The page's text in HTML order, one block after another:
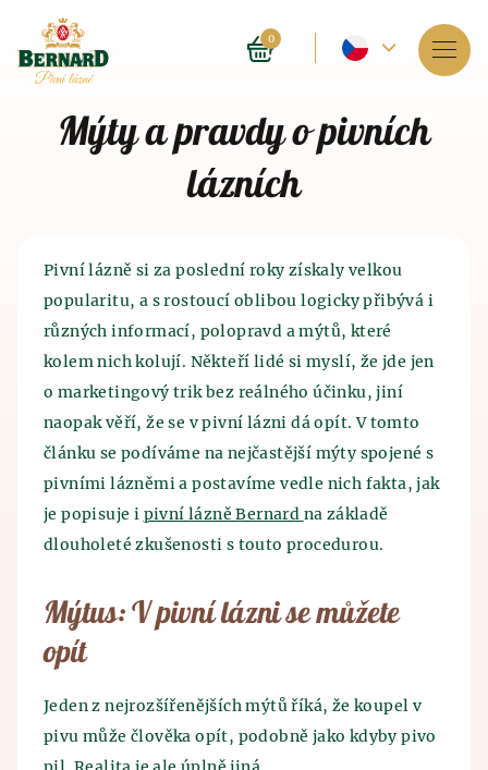
Aktuální
-
0
Služby
O lázních
Ceník
E-shop
BLOG
FAQ
Kontakt
Mýty a pravdy o pivních
lázních
Pivní lázně si za poslední roky získaly velkou
popularitu, a s rostoucí oblibou logicky přibývá i
různých informací, polopravd a mýtů, které
kolem nich kolují. Někteří lidé si myslí, že jde jen
o marketingový trik bez reálného účinku, jiní
naopak věří, že se v pivní lázni dá opít. V tomto
článku se podíváme na nejčastější mýty spojené s
pivními lázněmi a postavíme vedle nich fakta, jak
je popisuje i pivní lázně Bernard na základě
dlouholeté zkušenosti s touto procedurou.
Mýtus: V pivní lázni se můžete
opít
Jeden z nejrozšířenějších mýtů říká, že koupel v
pivu může člověka opít, podobně jako kdyby pivo
Historie pivních lázní
Lázně jako takové byly provozovány před 4 tisíci
lety v Indii. Blahodárné účinky, které má lázeňství
na lidský organismus znali i staří Číňané a
tisíciletí před n.l., kdy pivo, zřejmě omylem,
objevili staří Sumerové. Vypěstované obilí špatně
Spojení piva a lázní je oficiálně známo z dob
středověku, kdy bylo z pramenů zjištěno tehdejší
vědění o blahodárných účincích koupání se v pivu.
lázní a pivních koupelí.
Historie výroby pivaa sladu
Historie výroby piva sahá do 7. tisíciletí před naším
letopočtem, kdy pivo, tak trochu omylem, objevili
staří Sumerové. Právě metoda výroby piva započala
ve špatném skladování obilí, které pěstovali. Obilí
bylo skladováno v hliněných nádobách, do kterých
natekla voda a tím byl objeven princip kvašení.
mletím sladu a následným vařením piva. Mladina se
posléze ochladí a použijí se vyprodukované
leží a zraje. Po ležení a zrání piva následuje
křemelinová a mikrobiologická filtrace. Zde už
všichni milovníci piva jásají, neboť po těchto